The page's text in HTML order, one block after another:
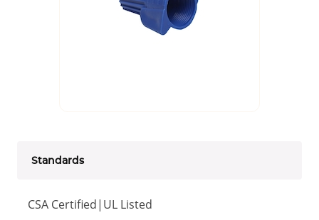
Standards
CSA Certified|UL Listed